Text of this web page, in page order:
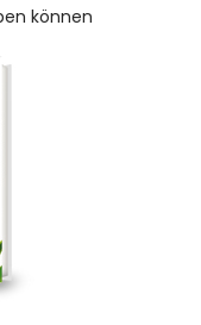
können